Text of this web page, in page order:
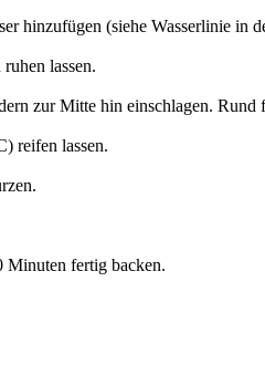
hinzufügen (siehe Wasserlinie
lassen.
zur Mitte hin einschlagen.
reifen lassen.
Minuten fertig backen.